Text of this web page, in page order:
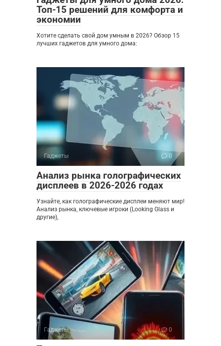
Топ-15 решений для комфорта и
экономии
Хотите сделать свой дом умным в 2026? Обзор 15
лучших гаджетов для умного дома:
Гаджеты 0
Анализ рынка голографических
дисплеев в 2026-2026 годах
Узнайте, как голографические дисплеи меняют мир!
Анализ рынка, ключевые игроки (Looking Glass и
другие),
Гаджеты 0